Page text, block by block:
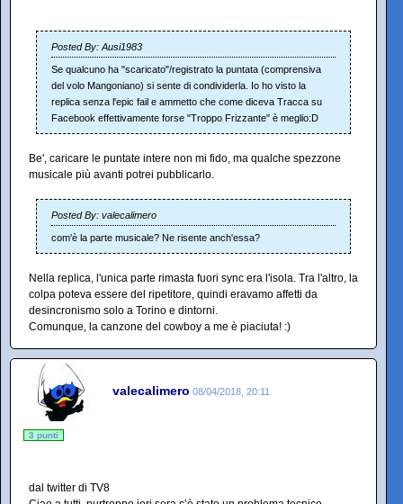
Posted By: Ausi1983
Se qualcuno ha "scaricato"/registrato la puntata (comprensiva
del volo Mangoniano) si sente di condividerla. Io ho visto la
replica senza l'epic fail e ammetto che come diceva Tracca su
Facebook effettivamente forse "Troppo Frizzante" è meglio:D
Be', caricare le puntate intere non mi fido, ma qualche spezzone
musicale più avanti potrei pubblicarlo.
Posted By: valecalimero
com'è la parte musicale? Ne risente anch'essa?
Nella replica, l'unica parte rimasta fuori sync era l'isola. Tra l'altro, la
colpa poteva essere del ripetitore, quindi eravamo affetti da
desincronismo solo a Torino e dintorni.
Comunque, la canzone del cowboy a me è piaciuta! :)
valecalimero 08/04/2018, 20:11
3 punti
dal twitter di TV8